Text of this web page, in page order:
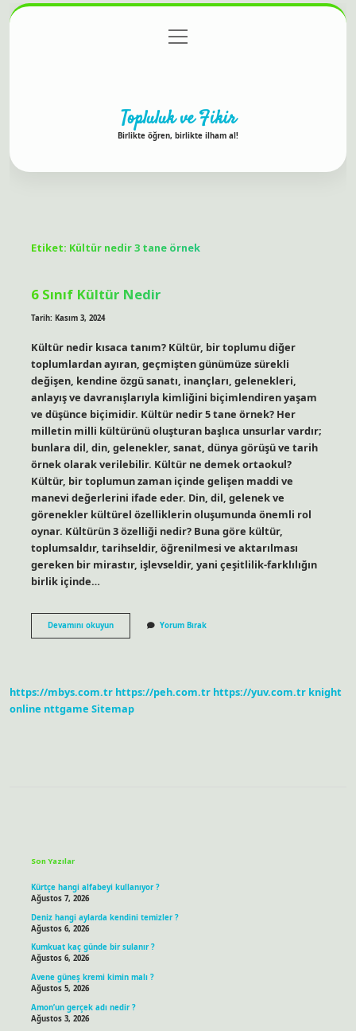
Gizlilik Politikası
menüyü
aç
Topluluk ve Fikir
Birlikte öğren, birlikte ilham al!
Etiket: Kültür nedir 3 tane örnek
6 Sınıf Kültür Nedir
Tarih: Kasım 3, 2024
Kültür nedir kısaca tanım? Kültür, bir toplumu diğer
toplumlardan ayıran, geçmişten günümüze sürekli
değişen, kendine özgü sanatı, inançları, gelenekleri,
anlayış ve davranışlarıyla kimliğini biçimlendiren yaşam
ve düşünce biçimidir. Kültür nedir 5 tane örnek? Her
milletin milli kültürünü oluşturan başlıca unsurlar vardır;
bunlara dil, din, gelenekler, sanat, dünya görüşü ve tarih
örnek olarak verilebilir. Kültür ne demek ortaokul?
Kültür, bir toplumun zaman içinde gelişen maddi ve
manevi değerlerini ifade eder. Din, dil, gelenek ve
görenekler kültürel özelliklerin oluşumunda önemli rol
oynar. Kültürün 3 özelliği nedir? Buna göre kültür,
toplumsaldır, tarihseldir, öğrenilmesi ve aktarılması
gereken bir mirastır, işlevseldir, yani çeşitlilik-farklılığın
birlik içinde…
Devamını okuyun6
Sınıf
Yorum Bırak
https://mbys.com.tr https://peh.com.tr https://yuv.com.tr knight
online nttgame Sitemap
Son Yazılar
Kürtçe hangi alfabeyi kullanıyor ?
Ağustos 7, 2026
Deniz hangi aylarda kendini temizler ?
Ağustos 6, 2026
Kumkuat kaç günde bir sulanır ?
Ağustos 6, 2026
Avene güneş kremi kimin malı ?
Ağustos 5, 2026
Amon’un gerçek adı nedir ?
Ağustos 3, 2026